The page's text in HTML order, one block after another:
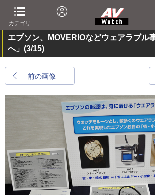
カテゴリ
エプソン、MOVERIOなどウェアラブル
へ」 (3/15)
前の画像